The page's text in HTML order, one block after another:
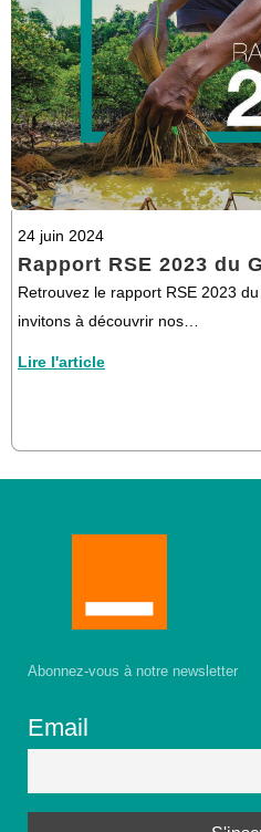
24 juin 2024
Rapport RSE 2023 du
Retrouvez le rapport RSE 2023
invitons à découvrir nos…
Lire l'article
Abonnez-vous à notre newsletter
Email